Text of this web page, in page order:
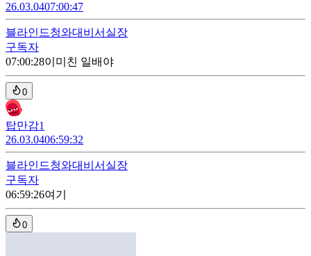
26.03.0407:00:47
블라인드청와대비서실장
구독자
07:00:28이미친 일배야
0
탑만감1
26.03.0406:59:32
블라인드청와대비서실장
구독자
06:59:26여기
0